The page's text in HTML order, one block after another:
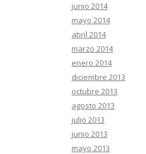
junio 2014
mayo 2014
abril 2014
marzo 2014
enero 2014
diciembre 2013
octubre 2013
agosto 2013
julio 2013
junio 2013
mayo 2013